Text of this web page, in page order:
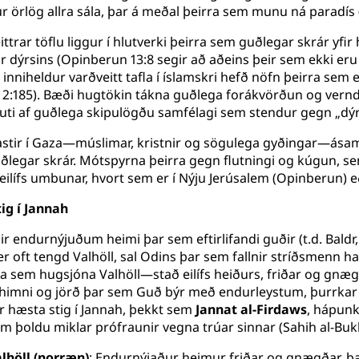
örlög allra sála, þar á meðal þeirra sem munu ná
töflu liggur í hlutverki þeirra sem guðlegar skrár
(Opinberun 13:8 segir að aðeins þeir sem ekki
varðveitt tafla í íslamskri hefð nöfn þeirra
Bæði hugtökin tákna guðlega forákvörðun og
af guðlega skipulögðu samfélagi sem stendur gegn
í Gaza—múslimar, kristnir og sögulega
skrár. Mótspyrna þeirra gegn flutningi og kúgun,
umbunar, hvort sem er í Nýju Jerúsalem (Opinberun)
í Jannah
heimi þar sem eftirlifandi guðir (t.d.
tengd Valhöll, sal Odins þar sem fallnir stríðsmenn
sem hugsjóna Valhöll—stað eilífs heiðurs, friðar og
og jörð þar sem Guð býr með endurleystum,
hæsta stig í Jannah, þekkt sem Jannat al-Firdaws,
þoldu miklar prófraunir vegna trúar sinnar (Sahih al-